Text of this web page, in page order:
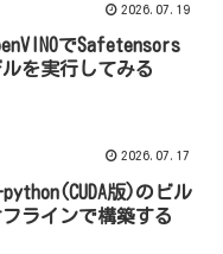
2026.07.19
でSafetensors
を実行してみる
2026.07.17
版)のビル
フラインで構築する